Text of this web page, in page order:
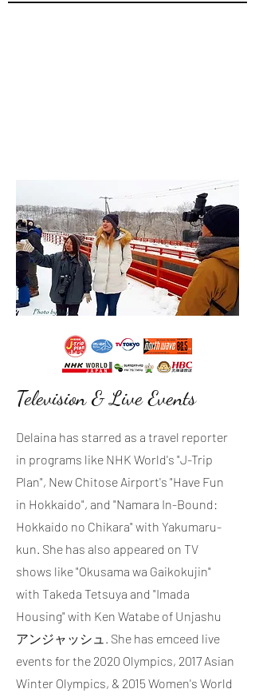
Television & Live Events
Delaina has starred as a travel reporter
in programs like NHK World's "J-Trip
Plan", New Chitose Airport's "Have Fun
in Hokkaido", and "Namara In-Bound:
Hokkaido no Chikara" with Yakumaru-
kun. She has also appeared on TV
shows like "Okusama wa Gaikokujin"
with Takeda Tetsuya and "Imada
Housing" with Ken Watabe of Unjashu
アンジャッシュ. She has emceed live
events for the 2020 Olympics, 2017 Asian
Winter Olympics, & 2015 Women's World